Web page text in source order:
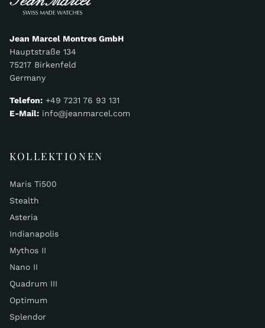
Jean Marcel Montres GmbH
Hauptstraße 134
75217 Birkenfeld
Germany
Telefon: +49 7231 76 93 131
E-Mail: info@jeanmarcel.com
KOLLEKTIONEN
Maris Ti500
Stealth
Asteria
Indianapolis
Mythos II
Nano II
Quadrum III
Optimum
Splendor